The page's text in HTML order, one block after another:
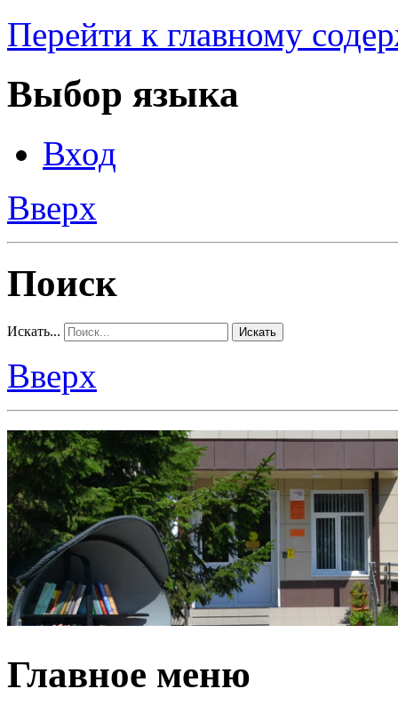
Перейти к главному
Выбор языка
Вход
Вверх
Поиск
Искать... Искать
Вверх
Главное меню